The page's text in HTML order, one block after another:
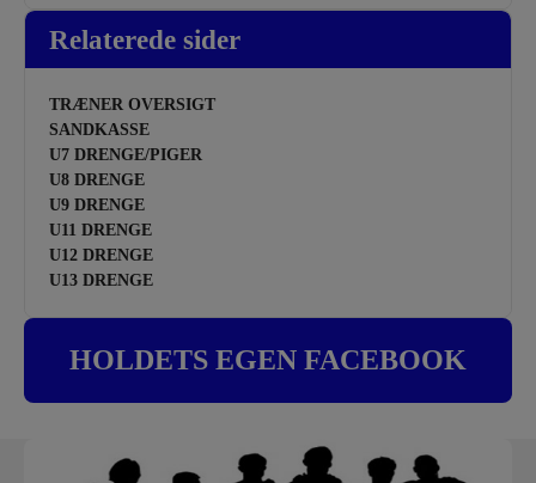
Relaterede sider
TRÆNER OVERSIGT
SANDKASSE
U7 DRENGE/PIGER
U8 DRENGE
U9 DRENGE
U11 DRENGE
U12 DRENGE
U13 DRENGE
HOLDETS EGEN FACEBOOK